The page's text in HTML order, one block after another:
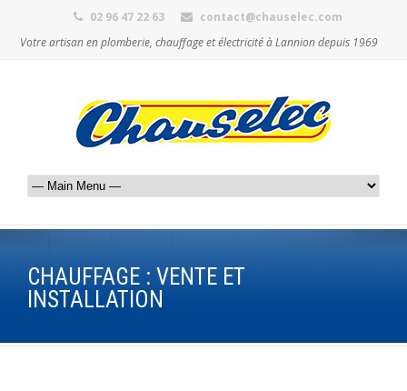
02 96 47 22 63
contact@chauselec.com
Votre artisan en plomberie, chauffage et électricité à Lannion depuis 1969
CHAUFFAGE : VENTE ET
INSTALLATION